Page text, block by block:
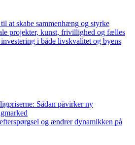
at skabe sammenhæng og styrke
projekter, kunst, frivillighed og fælles
i både livskvalitet og byens
Sådan påvirker ny
og ændrer dynamikken på